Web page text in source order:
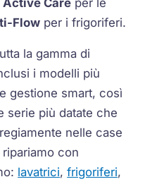
Flow per i frigoriferi.
la gamma di
i modelli più
gestione smart, così
serie più datate che
nelle case
con
lavatrici,frigoriferi,